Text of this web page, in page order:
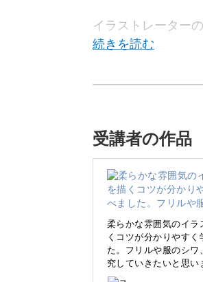
イラストレーター
き方を学びます。
人物のイラストと
ちですが、そこは
受講者の作品
柔らかな雰囲気のイラ
くコツが分かりやすく
た。フリルや服のシワ
究していきたいと思
初のラフでしっかりと